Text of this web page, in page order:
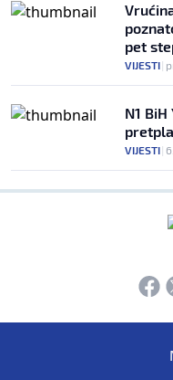
pet
VIJESTI|
N1
VIJESTI|